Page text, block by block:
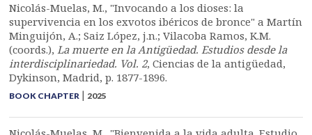
Nicolás-Muelas, M., "Invocando a los dioses: la
supervivencia en los exvotos ibéricos de bronce" a Martín
Minguijón, A.; Saiz López, j.n.; Vilacoba Ramos, K.M.
(coords.),La muerte en la Antigüedad. Estudios desde la
interdisciplinariedad. Vol. 2, Ciencias de la antigüedad,
Dykinson, Madrid, p. 1877-1896.
BOOK CHAPTER | 2025